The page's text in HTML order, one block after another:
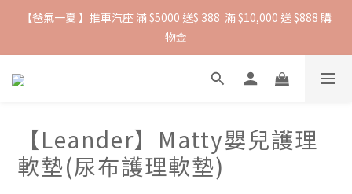
抵抗熱浪必備用品︱滿$2500贈 Farlin EDI超純水溼紙巾
【爸氣一夏 】推車汽座 滿 $5000 送$ 388  滿 $10,000 送 $888 購
物金
抵抗熱浪必備用品︱滿$2500贈 Farlin EDI超純水溼紙巾
【Leander】Matty嬰兒護理
軟墊(尿布護理軟墊)